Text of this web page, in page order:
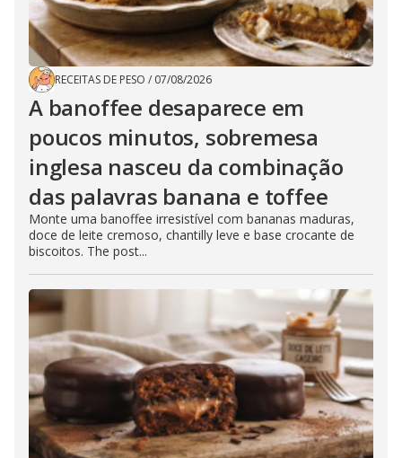
RECEITAS DE PESO / 07/08/2026
A banoffee desaparece em
poucos minutos, sobremesa
inglesa nasceu da combinação
das palavras banana e toffee
Monte uma banoffee irresistível com bananas maduras,
doce de leite cremoso, chantilly leve e base crocante de
biscoitos. The post...